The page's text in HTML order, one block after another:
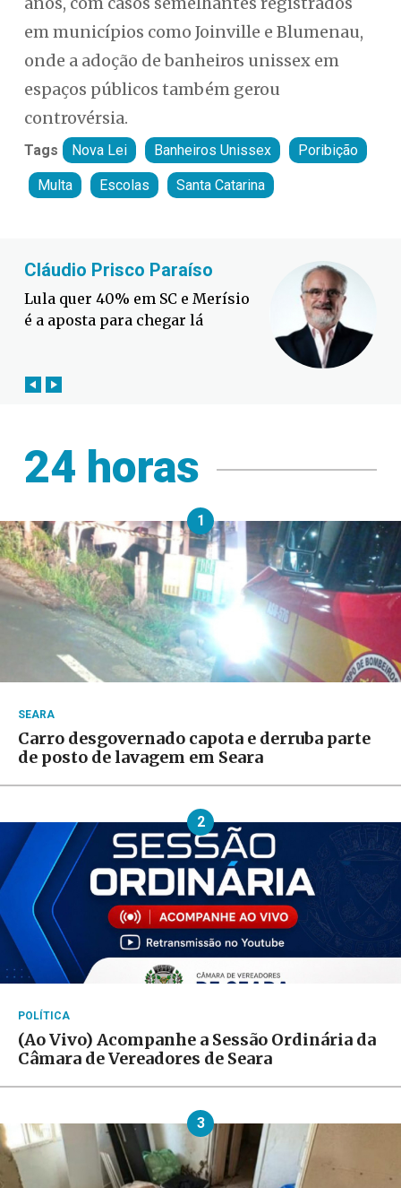
em municípios como Joinville e Blumenau,
onde a adoção de banheiros unissex em
espaços públicos também gerou
controvérsia.
Tags Nova Lei Banheiros Unissex Poribição
Multa Escolas Santa Catarina
Brimo
Um banqueiro, três presidentes
e o alvo da imprensa
24 horas
1
SEARA
Carro desgovernado capota e derruba parte
de posto de lavagem em Seara
2
POLÍTICA
(Ao Vivo) Acompanhe a Sessão Ordinária da
Câmara de Vereadores de Seara
3